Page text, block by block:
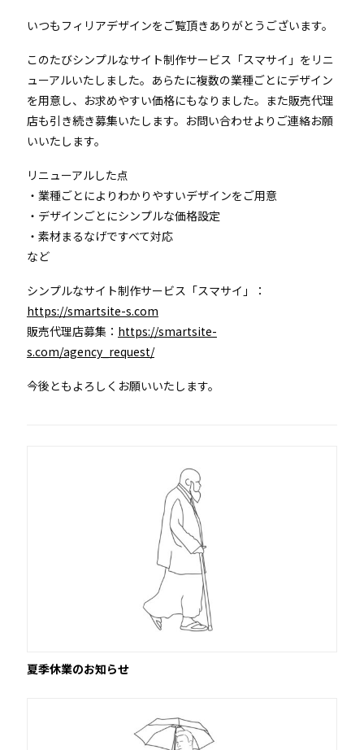
いつもフィリアデザインをご覧頂きありがとうございます。
このたびシンプルなサイト制作サービス「スマサイ」をリニ
ューアルいたしました。あらたに複数の業種ごとにデザイン
を用意し、お求めやすい価格にもなりました。また販売代理
店も引き続き募集いたします。お問い合わせよりご連絡お願
いいたします。
リニューアルした点
・業種ごとによりわかりやすいデザインをご用意
・デザインごとにシンプルな価格設定
・素材まるなげですべて対応
など
シンプルなサイト制作サービス「スマサイ」：
https://smartsite-s.com
販売代理店募集： https://smartsite-
s.com/agency_request/
今後ともよろしくお願いいたします。
夏季休業のお知らせ